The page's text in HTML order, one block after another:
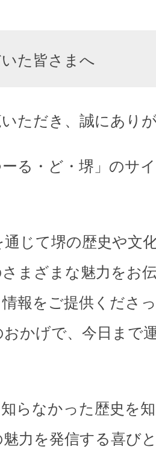
た皆さまへ
ただき、誠にあり
る・ど・堺」のサ
じて堺の歴史や文
まざまな魅力をお
報をご提供くださ
かげで、今日まで
らなかった歴史を
力を発信する喜び